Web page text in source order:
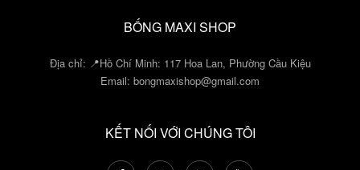
BỐNG MAXI SHOP
Địa chỉ: 📍Hồ Chí Minh: 117 Hoa Lan, Phường Cầu Kiệu
Email: bongmaxishop@gmail.com
KẾT NỐI VỚI CHÚNG TÔI